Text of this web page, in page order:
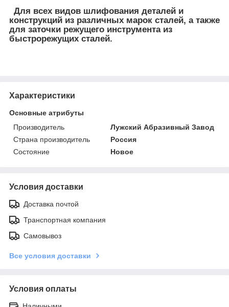
Для всех видов шлифования деталей и
конструкций из различных марок сталей, а также
для заточки режущего инструмента из
быстрорежущих сталей.
Характеристики
Основные атрибуты
Производитель
Лужский Абразивный Завод
Страна производитель
Россия
Состояние
Новое
Условия доставки
Доставка почтой
Транспортная компания
Самовывоз
Все условия доставки
Условия оплаты